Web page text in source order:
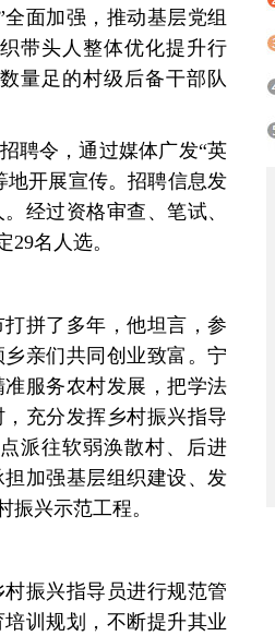
面加强，推动基层党组
带头人整体优化提升行
量足的村级后备干部队
聘令，通过媒体广发“英
地开展宣传。招聘信息发
经过资格审查、笔试、
名人选。
拼了多年，他坦言，参
亲们共同创业致富。宁
服务农村发展，把学法
充分发挥乡村振兴指导
派往软弱涣散村、后进
加强基层组织建设、发
兴示范工程。
振兴指导员进行规范管
训规划，不断提升其业